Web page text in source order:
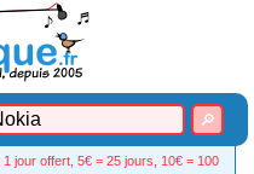
1 jour offert, 5€ = 25 jours, 10€ = 100